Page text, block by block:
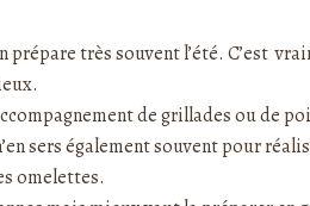
prépare très souvent l’été. C’est
de grillades ou de
sers également souvent pour
omelettes.